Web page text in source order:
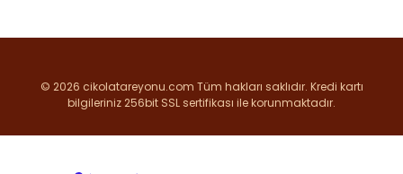
© 2026 cikolatareyonu.com Tüm hakları saklıdır. Kredi kartı
bilgileriniz 256bit SSL sertifikası ile korunmaktadır.